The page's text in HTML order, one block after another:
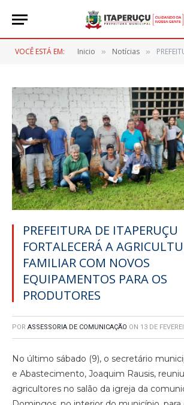
VOCÊ ESTÁ EM: Inicio » Notícias » PREFEITURA DE ITAPERUÇU
PREFEITURA DE ITAPERUÇU
FORTALECERÁ A
FAMILIAR COM NOVOS
EQUIPAMENTOS PARA OS
PRODUTORES
POR ASSESSORIA DE COMUNICAÇÃO ON 13 DE
No último sábado (9), o secretário
e Abastecimento, Joaquim Rausis,
agricultores no salão da igreja da